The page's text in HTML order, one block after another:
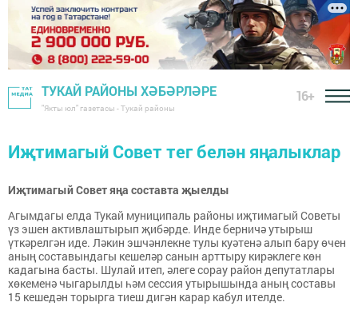
ТУКАЙ РАЙОНЫ ХӘБӘРЛӘРЕ
"Якты юл" газетасы - Тукай районы
16+
Иҗтимагый Совет тег белән яңалыклар
Иҗтимагый Совет яңа составта җыелды
Агымдагы елда Тукай муниципаль районы иҗтимагый Советы
үз эшен активлаштырып җибәрде. Инде берничә утырыш
үткәрелгән иде. Ләкин эшчәнлекне тулы куәтенә алып бару өчен
аның составындагы кешеләр санын арттыру кирәклеге көн
кадагына басты. Шулай итеп, әлеге сорау район депутатлары
хөкеменә чыгарылды һәм сессия утырышында аның составы
15 кешедән торырга тиеш дигән карар кабул ителде.